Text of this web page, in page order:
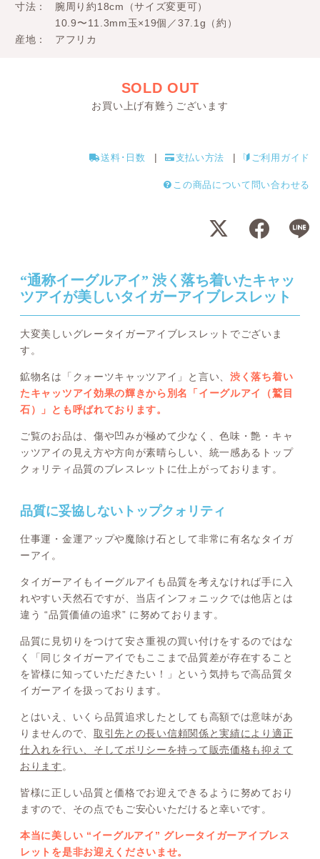
寸法
腕周り約18cm（サイズ変更可）
10.9〜11.3mm玉×19個／37.1g（約）
産地
アフリカ
SOLD OUT
お買い上げ有難うございます
送料･日数 支払い方法 ご利用ガイド
この商品について問い合わせる
“通称イーグルアイ” 渋く落ち着いたキャッ
ツアイが美しいタイガーアイブレスレット
大変美しいグレータイガーアイブレスレットでございま
す。
鉱物名は「クォーツキャッツアイ」と言い、 渋く落ち着い
たキャッツアイ効果の輝きから別名「イーグルアイ（鷲目
石）」とも呼ばれております。
ご覧のお品は、傷や凹みが極めて少なく、色味・艶・キャ
ッツアイの見え方や方向が素晴らしい、統一感あるトップ
クォリティ品質のブレスレットに仕上がっております。
品質に妥協しないトップクォリティ
仕事運・金運アップや魔除け石として非常に有名なタイガ
ーアイ。
タイガーアイもイーグルアイも品質を考えなければ手に入
れやすい天然石ですが、当店インフォニックでは他店とは
違う “品質価値の追求” に努めております。
品質に見切りをつけて安さ重視の買い付けをするのではな
く「同じタイガーアイでもここまで品質差が存在すること
を皆様に知っていただきたい！」という気持ちで高品質タ
イガーアイを扱っております。
とはいえ、いくら品質追求したとしても高額では意味があ
りませんので、 取引先との長い信頼関係と実績により適正
仕入れを行い、そしてポリシーを持って販売価格も抑えて
おります 。
皆様に正しい品質と価格でお迎えできるように努めており
ますので、その点でもご安心いただけると幸いです。
本当に美しい “イーグルアイ” グレータイガーアイブレス
レットを是非お迎えくださいませ。